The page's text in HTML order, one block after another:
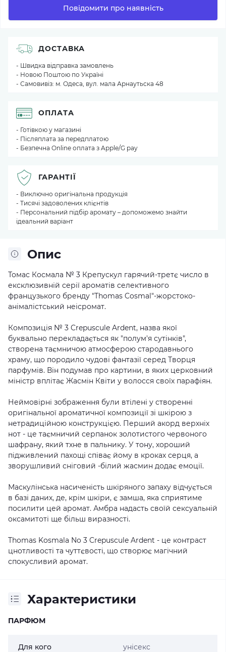
Повідомити про наявність
Опис
Томас Космала № 3 Крепускул гарячий-третє число в
ексклюзивній серії ароматів селективного
французького бренду "Thomas Cosmal"-жорстоко-
анімалістський неісромат.
Композиція № 3 Crepuscule Ardent, назва якої
буквально перекладається як "полум'я сутінків",
створена таємничою атмосферою стародавнього
храму, що породило чудові фантазії серед Творця
парфумів. Він подумав про картини, в яких церковний
міністр вплітає Жасмін Квіти у волосся своїх парафіян.
Неймовірні зображення були втілені у створенні
оригінальної ароматичної композиції зі шкірою з
нетрадиційною конструкцією. Перший акорд верхніх
нот - це таємничий серпанок золотистого червоного
шафрану, який тхне в пальнику. У тону, хороший
підживлений пахощі співає йому в кроках серця, а
зворушливий сніговий -білий жасмин додає емоції.
Маскулінська насиченість шкіряного запаху відчується
в базі даних, де, крім шкіри, є замша, яка сприятиме
посилити цей аромат. Амбра надасть своїй сексуальній
оксамитоті ще більш виразності.
Thomas Kosmala No 3 Crepuscule Ardent - це контраст
цнотливості та чуттєвості, що створює магічний
спокусливий аромат.
Характеристики
ПАРФЮМ
Для кого унісекс
ДОСТАВКА
- Швидка відправка замовлень
- Новою Поштою по Україні
- Самовивіз: м. Одеса, вул. мала Арнаутьска 48
ОПЛАТА
- Готівкою у магазині
- Післяплата за передплатою
- Безпечна Online оплата з Apple/G pay
ГАРАНТІЇ
- Виключно оригінальна продукція
- Тисячі задоволених клієнтів
- Персональний підбір аромату – допоможемо знайти
ідеальний варіант